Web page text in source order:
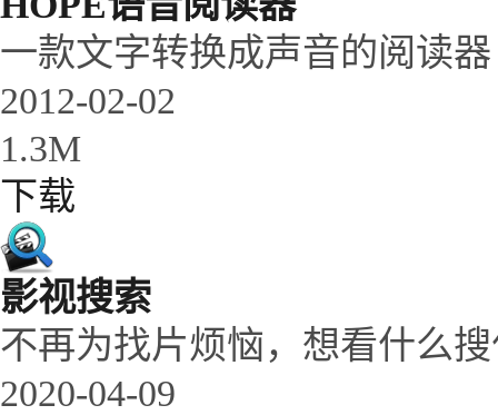
一款文字转换成声音的阅读器
2012-02-02
1.3M
下载
影视搜索
不再为找片烦恼，想看什么
2020-04-09